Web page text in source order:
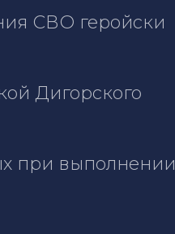
СВО геройски
Дигорского
при выполнении